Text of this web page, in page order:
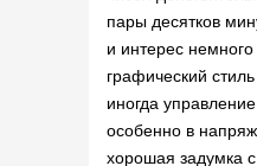
пары десятков
и интерес
графический
иногда
особенно в
хорошая задумка